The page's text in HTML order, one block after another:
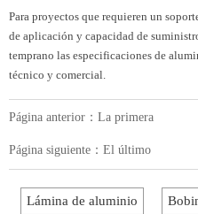
Para proyectos que requieren un
de aplicación y capacidad de
temprano las especificaciones de
técnico y comercial.
Página anterior：La primera
Página siguiente：El último
Lámina de aluminio